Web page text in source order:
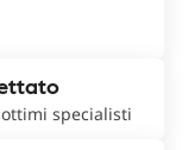
specialisti